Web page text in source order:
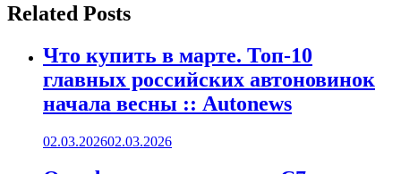
Related Posts
Что купить в марте. Топ-10
главных российских автоновинок
начала весны :: Autonews
02.03.202602.03.2026